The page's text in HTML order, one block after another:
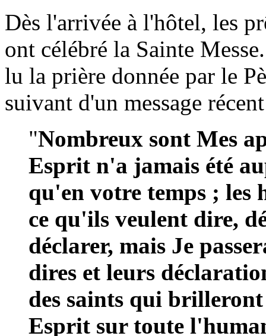
Dès l'arrivée à l'hôtel, les
ont célébré la Sainte
lu la prière donnée par le
suivant d'un message
"Nombreux sont Mes
Esprit n'a jamais été
qu'en votre temps ; les
ce qu'ils veulent dire,
déclarer, mais Je
dires et leurs
des saints qui
Esprit sur toute